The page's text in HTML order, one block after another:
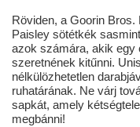
Röviden, a Goorin Bros.
Paisley sötétkék
azok számára, akik egy
szeretnének kitűnni.
nélkülözhetetlen
ruhatárának. Ne várj
sapkát, amely
megbánni!